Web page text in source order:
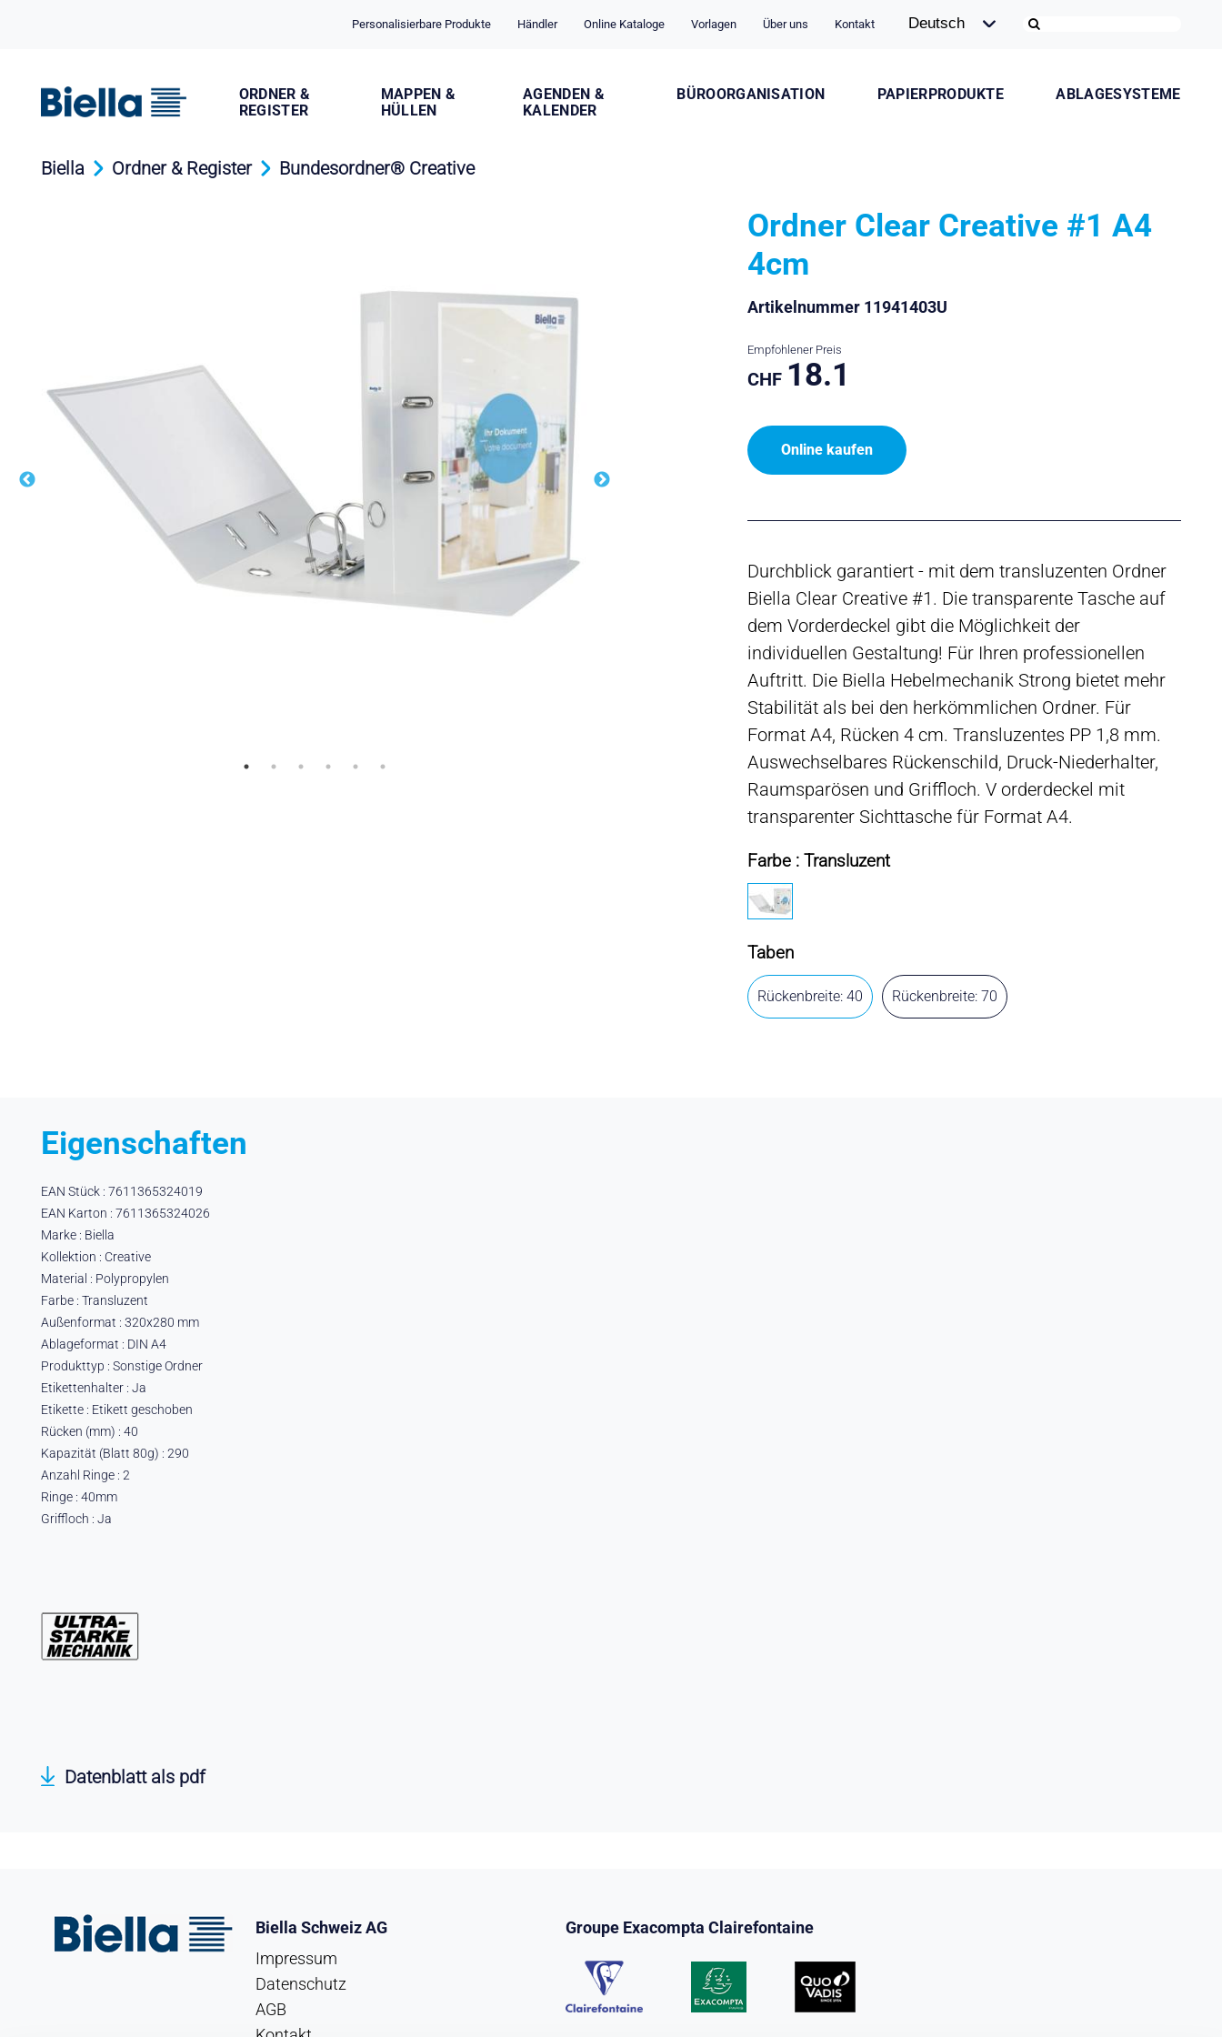
Personalisierbare Produkte Händler Online Kataloge Vorlagen Über uns Kontakt
PAPIERPRODUKTE ABLAGESYSTEME
BÜROORGANISATION
ORDNER &
REGISTER
MAPPEN &
HÜLLEN
AGENDEN &
KALENDER
Biella Ordner & Register Bundesordner® Creative
Ordner Clear Creative #1 A4
4cm
Artikelnummer 11941403U
Empfohlener Preis
CHF 18.1
Online kaufen
Durchblick garantiert - mit dem transluzenten Ordner
Biella Clear Creative #1. Die transparente Tasche auf
dem Vorderdeckel gibt die Möglichkeit der
individuellen Gestaltung! Für Ihren professionellen
Auftritt. Die Biella Hebelmechanik Strong bietet mehr
Stabilität als bei den herkömmlichen Ordner. Für
Format A4, Rücken 4 cm. Transluzentes PP 1,8 mm.
Auswechselbares Rückenschild, Druck-Niederhalter,
Raumsparösen und Griffloch. V orderdeckel mit
transparenter Sichttasche für Format A4.
Farbe : Transluzent
Taben
Rückenbreite: 40 Rückenbreite: 70
Eigenschaften
EAN Stück : 7611365324019
EAN Karton : 7611365324026
Marke : Biella
Kollektion : Creative
Material : Polypropylen
Farbe : Transluzent
Außenformat : 320x280 mm
Ablageformat : DIN A4
Produkttyp : Sonstige Ordner
Etikettenhalter : Ja
Etikette : Etikett geschoben
Rücken (mm) : 40
Kapazität (Blatt 80g) : 290
Anzahl Ringe : 2
Ringe : 40mm
Griffloch : Ja
Datenblatt als pdf
Biella Schweiz AG
Impressum
Datenschutz
AGB
Groupe Exacompta Clairefontaine